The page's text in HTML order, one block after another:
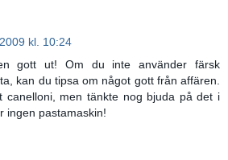
kl. 10:24
gott ut! Om du inte använder färsk
kan du tipsa om något gott från affären.
canelloni, men tänkte nog bjuda på det i
ingen pastamaskin!